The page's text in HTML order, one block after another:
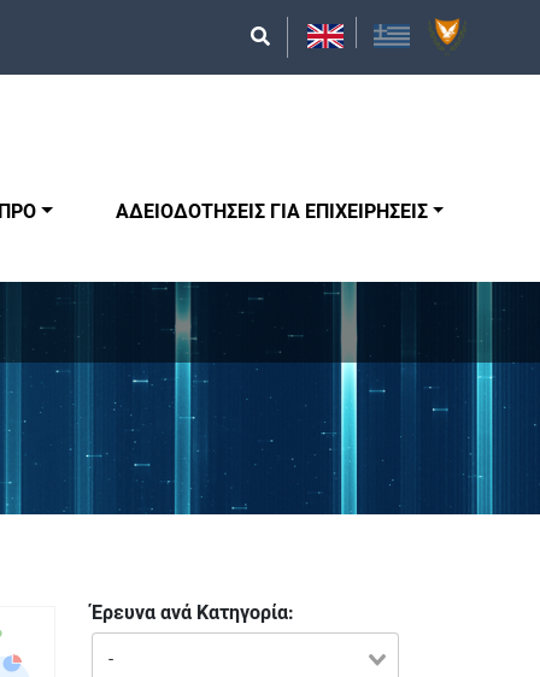
ΑΔΕΙΟΔΟΤΗΣΕΙΣ ΓΙΑ ΕΠΙΧΕΙΡΗΣΕΙΣ
Έρευνα ανά Κατηγορία:
-